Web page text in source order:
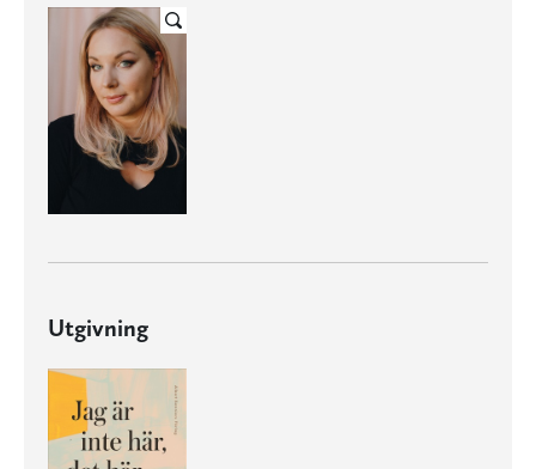
Utgivning